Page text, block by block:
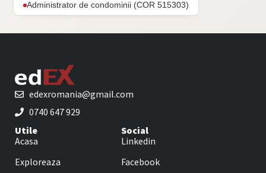
Administrator de condominii (COR 515303)
edexromania@gmail.com
0740 647 929
Utile
Acasa
Exploreaza
Social
Linkedin
Facebook